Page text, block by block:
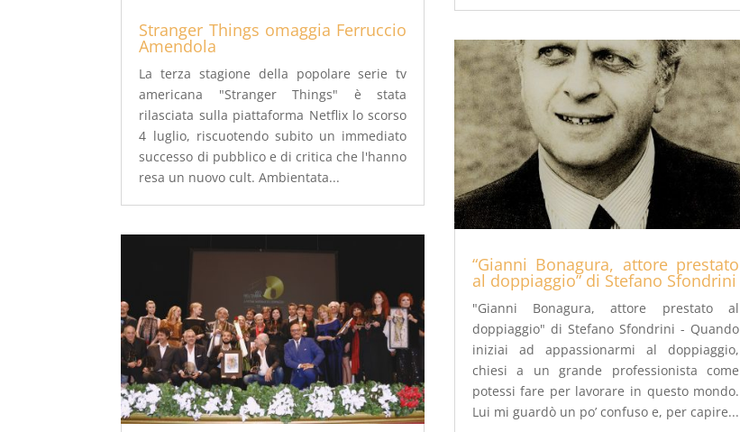
Stranger Things omaggia Ferruccio
Amendola
La terza stagione della popolare serie tv
americana "Stranger Things" è stata
rilasciata sulla piattaforma Netflix lo scorso
4 luglio, riscuotendo subito un immediato
successo di pubblico e di critica che l'hanno
resa un nuovo cult. Ambientata...
“Gianni Bonagura, attore prestato
al doppiaggio” di Stefano Sfondrini
"Gianni Bonagura, attore prestato al
doppiaggio" di Stefano Sfondrini - Quando
iniziai ad appassionarmi al doppiaggio,
chiesi a un grande professionista come
potessi fare per lavorare in questo mondo.
Lui mi guardò un po’ confuso e, per capire...